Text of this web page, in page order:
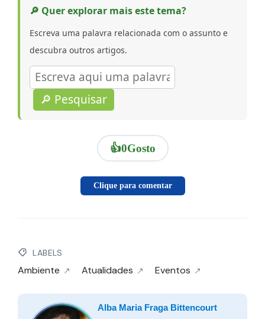
🔎 Quer explorar mais este tema?
Escreva uma palavra relacionada com o assunto e
descubra outros artigos.
🔎 Pesquisar
👍0Gosto
Clique para comentar
LABELS
Ambiente Atualidades Eventos
Alba Maria Fraga Bittencourt